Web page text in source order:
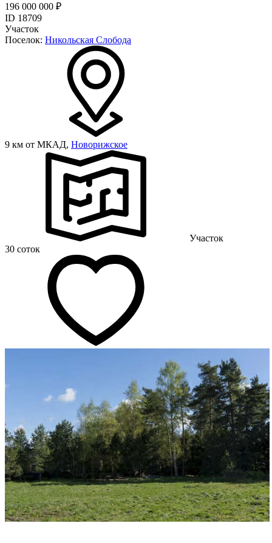
196 000 000 ₽
ID 18709
Участок
Поселок: Никольская Слобода
9 км от МКАД, Новорижское
Участок
30 соток